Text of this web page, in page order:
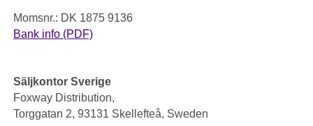
Momsnr.: DK 1875 9136
Bank info (PDF)
Säljkontor Sverige
Foxway Distribution,
Torggatan 2, 93131 Skellefteå, Sweden